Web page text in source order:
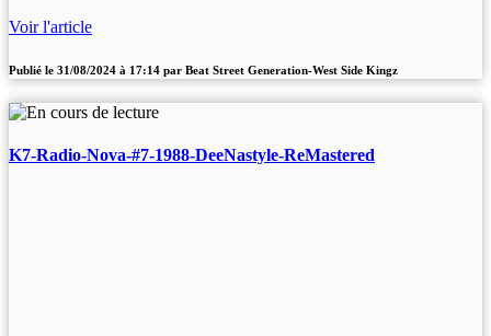
Voir l'article
Publié le 31/08/2024 à 17:14 par Beat Street Generation-West Side Kingz
K7-Radio-Nova-#7-1988-DeeNastyle-ReMastered